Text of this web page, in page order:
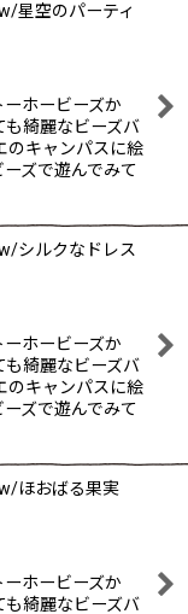
星空のパーティ
ホービーズか
も綺麗なビーズバ
のキャンパスに絵
ズで遊んでみて
シルクなドレス
ホービーズか
も綺麗なビーズバ
のキャンパスに絵
ズで遊んでみて
ほおばる果実
ホービーズか
も綺麗なビーズバ